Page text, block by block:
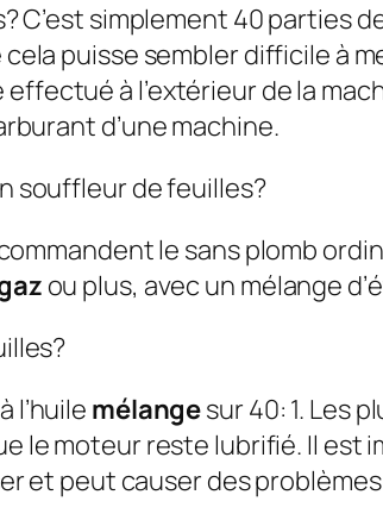
C’est simplement 40 parties
cela puisse sembler difficile à
à l’extérieur de la
d’une machine.
souffleur de feuilles?
le sans plomb
ou plus, avec un mélange
à l’huile mélangesur 40: 1. Les
le moteur reste lubrifié. Il est
et peut causer des